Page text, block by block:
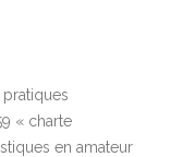
pratiques
« charte
en amateur